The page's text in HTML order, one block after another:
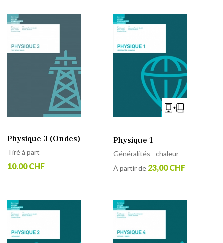
Physique 3 (Ondes)
Tiré à part
10.00 CHF
Physique 1
Généralités - chaleur
À partir de 23,00 CHF